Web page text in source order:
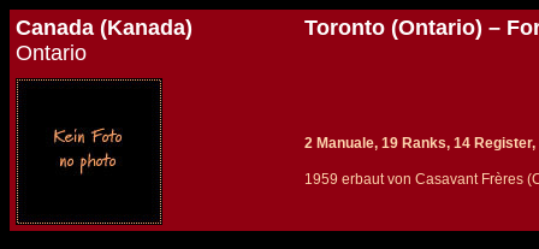
Canada (Kanada)
Ontario
Toronto (Ontario) –
2 Manuale, 19 Ranks, 14
1959 erbaut von Casavant Frères